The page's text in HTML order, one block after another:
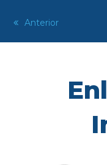
previous
Anterior